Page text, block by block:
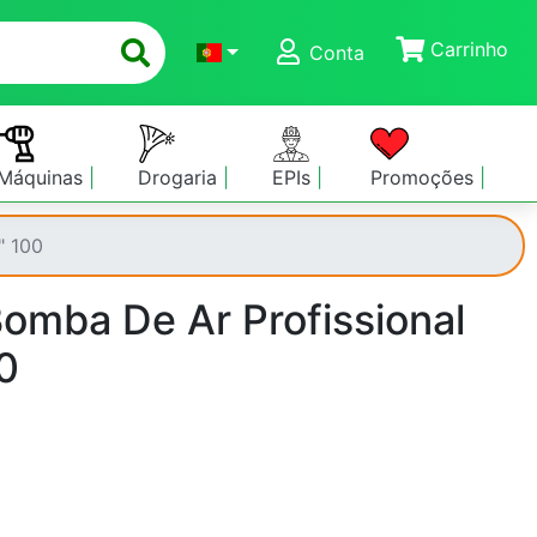
Conta
Carrinho
Drogaria EPIs Promoções
100
De Ar Profissional